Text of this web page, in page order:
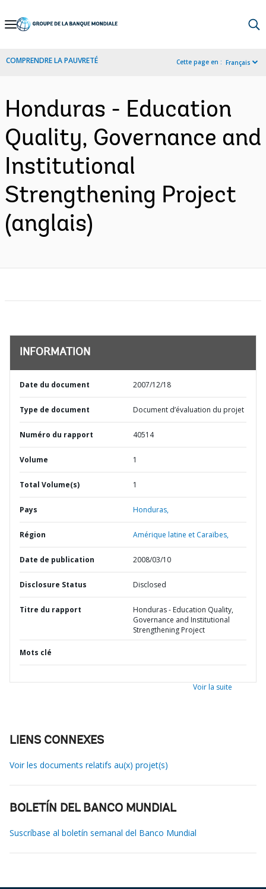
Skip
Navigation
COMPRENDRE LA PAUVRETÉ Cette page en : Français
Honduras - Education
Quality, Governance and
Institutional
Strengthening Project
(anglais)
INFORMATION
Date du document 2007/12/18
Type de document Document d’évaluation du projet
Numéro du rapport 40514
Volume 1
Total Volume(s) 1
Pays Honduras,
Région Amérique latine et Caraïbes,
Date de publication 2008/03/10
Disclosure Status Disclosed
Titre du rapport
Honduras - Education Quality,
Governance and Institutional
Strengthening Project
Mots clé
Voir la suite
LIENS CONNEXES
Voir les documents relatifs au(x) projet(s)
BOLETÍN DEL BANCO MUNDIAL
Suscríbase al boletín semanal del Banco Mundial